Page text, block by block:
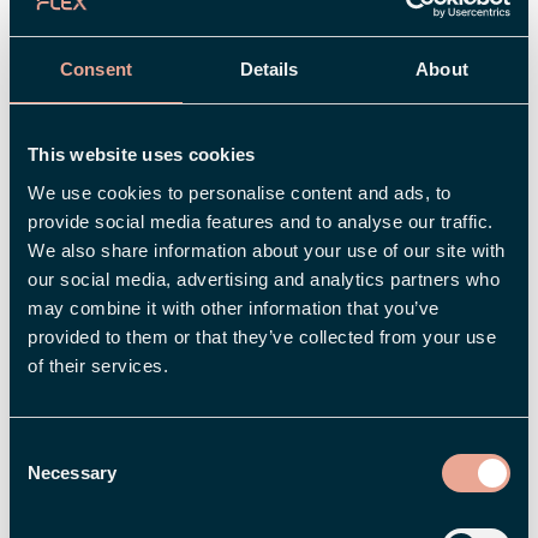
Consent Details About
This website uses cookies
We use cookies to personalise content and ads, to
provide social media features and to analyse our traffic.
We also share information about your use of our site with
our social media, advertising and analytics partners who
may combine it with other information that you’ve
provided to them or that they’ve collected from your use
of their services.
Selection
Necessary
ge andra som arbetar med liknande frågor i
organisationer som är tvingade till centrala
– Vi är inne i en stor transformation och det är
en konst att genomföra den utan att toppstyra.
Det är en pedagogisk utmaning att få
medarbetare inom Svenska Kyrkan att förstå
vinningen av ett gemensamt arbetssätt. Därför
skall man lägga fokus på att förklara fördelarna.
som passar organisationen. Här har Flex
Applications visat att de inte bara har utmärkta
system, utan också har en attityd hos